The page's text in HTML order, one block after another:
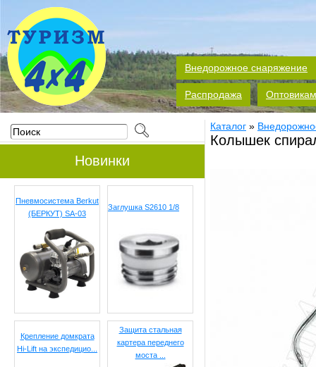
Внедорожное снаряжение
Распродажа Оптовикам
Новинки
Пневмосистема Berkut
(БЕРКУТ) SA-03
Заглушка S2610 1/8
Крепление домкрата
Hi-Lift на экспедицио...
Защита стальная
картера переднего
моста ...
Каталог »
Колышек